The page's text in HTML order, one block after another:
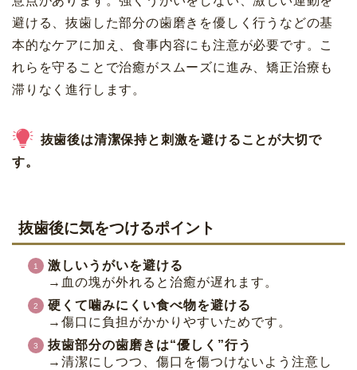
避ける、抜歯した部分の歯磨きを優しく行うなどの基
本的なケアに加え、食事内容にも注意が必要です。こ
れらを守ることで治癒がスムーズに進み、矯正治療も
滞りなく進行します。
抜歯後は清潔保持と刺激を避けることが大切で
す。
抜歯後に気をつけるポイント
激しいうがいを避ける
→血の塊が外れると治癒が遅れます。
硬くて噛みにくい食べ物を避ける
→傷口に負担がかかりやすいためです。
抜歯部分の歯磨きは“優しく”行う
→清潔にしつつ、傷口を傷つけないよう注意し